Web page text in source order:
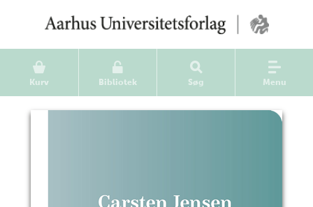
Kurv Bibliotek Søg Menu